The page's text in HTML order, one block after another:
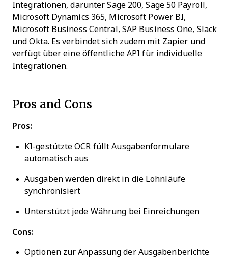
Integrationen, darunter Sage 200, Sage 50 Payroll,
Microsoft Dynamics 365, Microsoft Power BI,
Microsoft Business Central, SAP Business One, Slack
und Okta. Es verbindet sich zudem mit Zapier und
verfügt über eine öffentliche API für individuelle
Integrationen.
Pros and Cons
Pros:
KI-gestützte OCR füllt Ausgabenformulare
automatisch aus
Ausgaben werden direkt in die Lohnläufe
synchronisiert
Unterstützt jede Währung bei Einreichungen
Cons:
Optionen zur Anpassung der Ausgabenberichte